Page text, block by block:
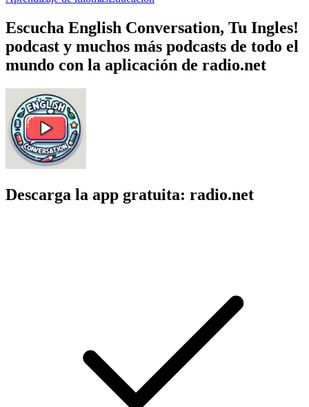
Escucha English Conversation, Tu Ingles!
podcast y muchos más podcasts de todo el
mundo con la aplicación de radio.net
Descarga la app gratuita: radio.net